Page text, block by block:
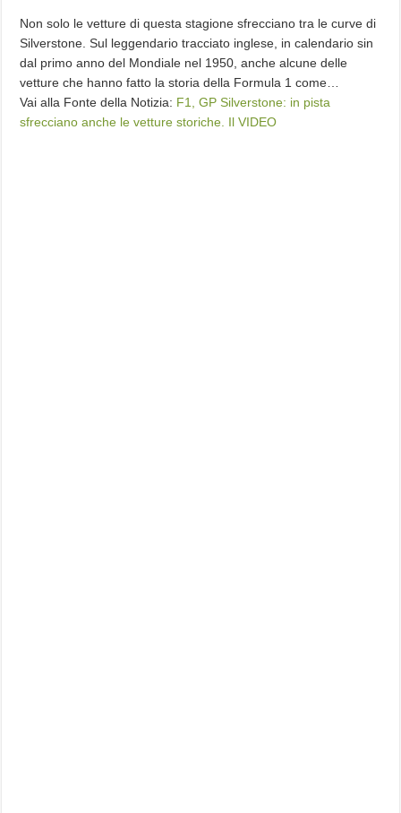
Non solo le vetture di questa stagione sfrecciano tra le curve di
Silverstone. Sul leggendario tracciato inglese, in calendario sin
dal primo anno del Mondiale nel 1950, anche alcune delle
vetture che hanno fatto la storia della Formula 1 come…
Vai alla Fonte della Notizia: F1, GP Silverstone: in pista
sfrecciano anche le vetture storiche. Il VIDEO